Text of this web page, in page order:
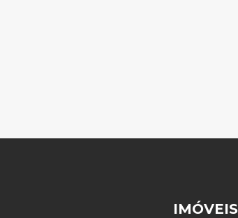
IMÓVEIS